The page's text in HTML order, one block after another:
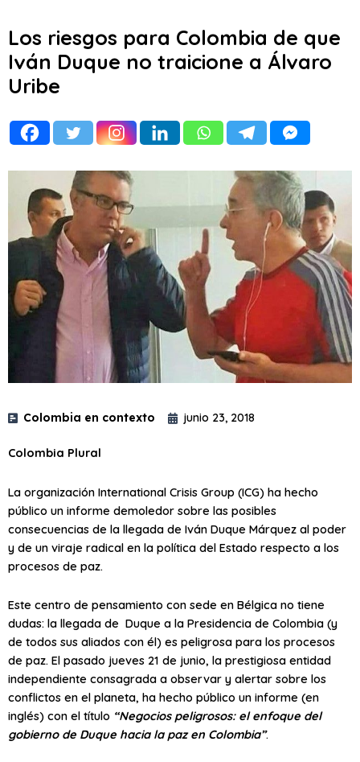
Los riesgos para Colombia de que
Iván Duque no traicione a Álvaro
Uribe
Colombia en contexto junio 23, 2018
Colombia Plural
La organización International Crisis Group (ICG) ha hecho
público un informe demoledor sobre las posibles
consecuencias de la llegada de Iván Duque Márquez al poder
y de un viraje radical en la política del Estado respecto a los
procesos de paz.
Este centro de pensamiento con sede en Bélgica no tiene
dudas: la llegada de Duque a la Presidencia de Colombia (y
de todos sus aliados con él) es peligrosa para los procesos
de paz. El pasado jueves 21 de junio, la prestigiosa entidad
independiente consagrada a observar y alertar sobre los
conflictos en el planeta, ha hecho público un informe (en
inglés) con el título “Negocios peligrosos: el enfoque del
gobierno de Duque hacia la paz en Colombia”.